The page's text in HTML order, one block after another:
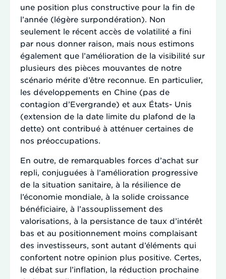
une position plus constructive pour la fin de
l’année (légère surpondération). Non
seulement le récent accès de volatilité a fini
par nous donner raison, mais nous estimons
également que l’amélioration de la visibilité sur
plusieurs des pièces mouvantes de notre
scénario mérite d’être reconnue. En particulier,
les développements en Chine (pas de
contagion d’Evergrande) et aux États- Unis
(extension de la date limite du plafond de la
dette) ont contribué à atténuer certaines de
nos préoccupations.
En outre, de remarquables forces d’achat sur
repli, conjuguées à l’amélioration progressive
de la situation sanitaire, à la résilience de
l’économie mondiale, à la solide croissance
bénéficiaire, à l’assouplissement des
valorisations, à la persistance de taux d’intérêt
bas et au positionnement moins complaisant
des investisseurs, sont autant d’éléments qui
confortent notre opinion plus positive. Certes,
le débat sur l’inflation, la réduction prochaine